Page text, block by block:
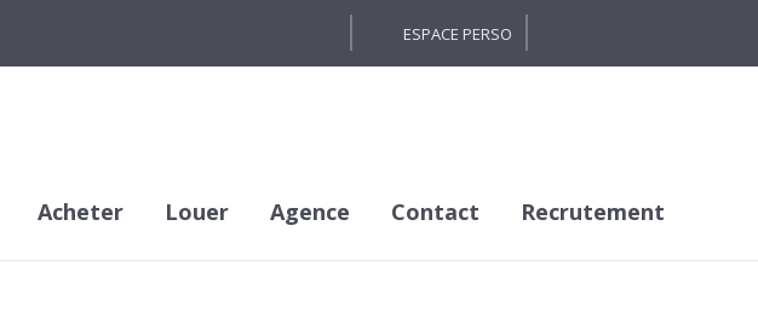
ESPACE PERSO
Acheter Louer Agence Contact Recrutement